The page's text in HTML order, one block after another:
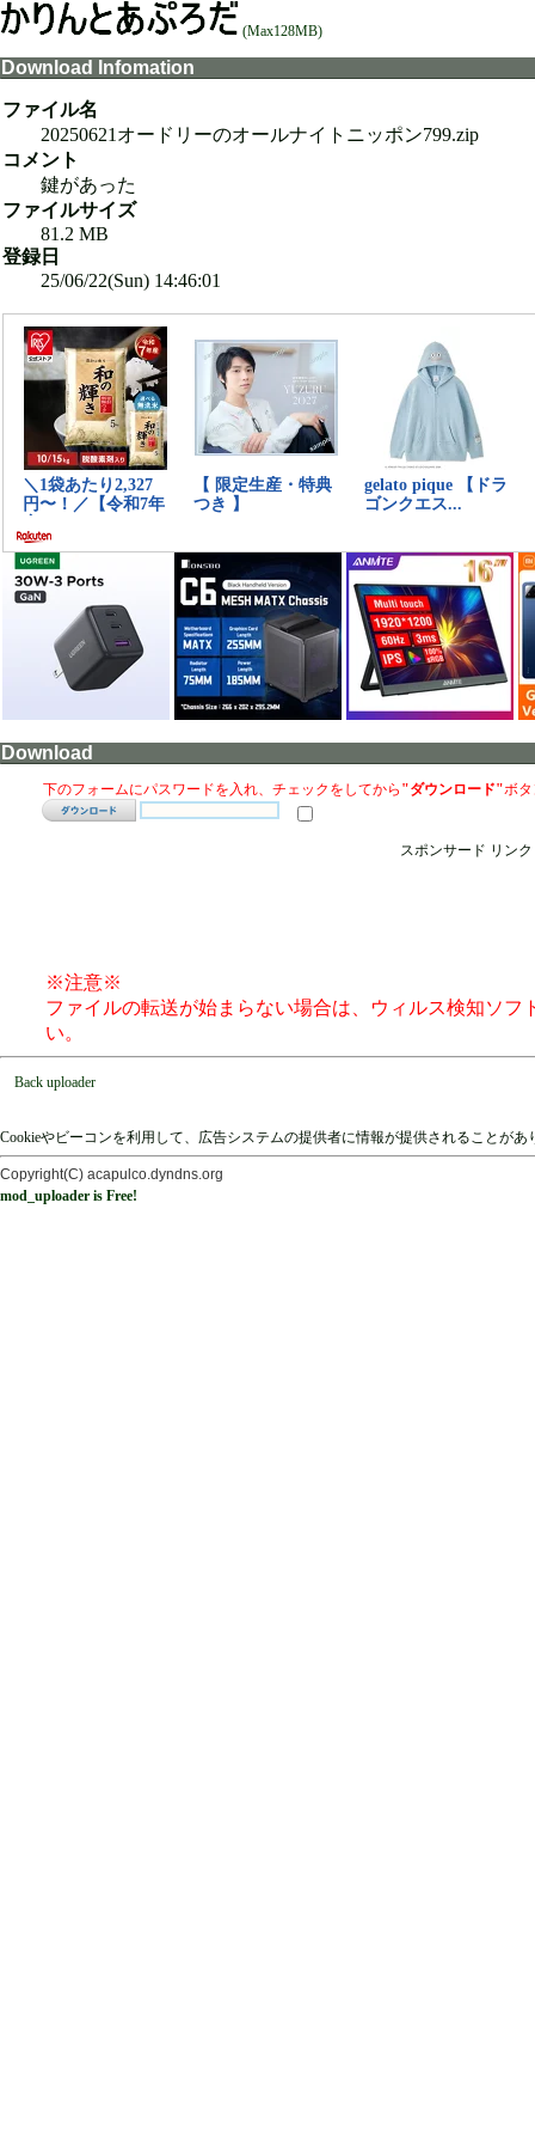
(Max128MB)
Download Infomation
ファイル名
20250621オードリーのオールナイトニッポン799.zip
コメント
鍵があった
ファイルサイズ
81.2 MB
登録日
25/06/22(Sun) 14:46:01
Download
下のフォームにパスワードを入れ、チェックをしてから "ダウンロード"ボ
スポンサード リンク
※注意※
ファイルの転送が始まらない場合は、ウィルス検知ソ
い。
Back uploader
Cookieやビーコンを利用して、広告システムの提供者に情報が提供されることが
Copyright(C) acapulco.dyndns.org
mod_uploader is Free!